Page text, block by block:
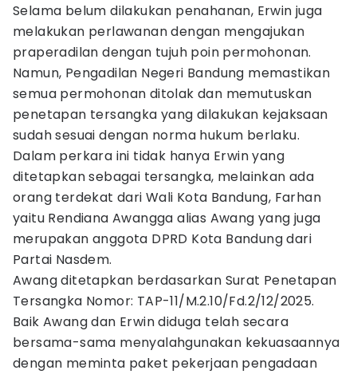
Selama belum dilakukan penahanan, Erwin juga
melakukan perlawanan dengan mengajukan
praperadilan dengan tujuh poin permohonan.
Namun, Pengadilan Negeri Bandung memastikan
semua permohonan ditolak dan memutuskan
penetapan tersangka yang dilakukan kejaksaan
sudah sesuai dengan norma hukum berlaku.
Dalam perkara ini tidak hanya Erwin yang
ditetapkan sebagai tersangka, melainkan ada
orang terdekat dari Wali Kota Bandung, Farhan
yaitu Rendiana Awangga alias Awang yang juga
merupakan anggota DPRD Kota Bandung dari
Partai Nasdem.
Awang ditetapkan berdasarkan Surat Penetapan
Tersangka Nomor: TAP-11/M.2.10/Fd.2/12/2025.
Baik Awang dan Erwin diduga telah secara
bersama-sama menyalahgunakan kekuasaannya
dengan meminta paket pekerjaan pengadaan